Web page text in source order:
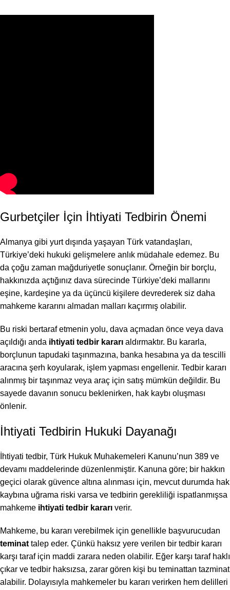
Gurbetçiler İçin İhtiyati Tedbirin Önemi
Almanya gibi yurt dışında yaşayan Türk vatandaşları,
Türkiye’deki hukuki gelişmelere anlık müdahale edemez. Bu
da çoğu zaman mağduriyetle sonuçlanır. Örneğin bir borçlu,
hakkınızda açtığınız dava sürecinde Türkiye’deki mallarını
eşine, kardeşine ya da üçüncü kişilere devrederek siz daha
mahkeme kararını almadan malları kaçırmış olabilir.
Bu riski bertaraf etmenin yolu, dava açmadan önce veya dava
açıldığı anda ihtiyati tedbir kararı aldırmaktır. Bu kararla,
borçlunun tapudaki taşınmazına, banka hesabına ya da tescilli
aracına şerh koyularak, işlem yapması engellenir. Tedbir kararı
alınmış bir taşınmaz veya araç için satış mümkün değildir. Bu
sayede davanın sonucu beklenirken, hak kaybı oluşması
önlenir.
İhtiyati Tedbirin Hukuki Dayanağı
İhtiyati tedbir, Türk Hukuk Muhakemeleri Kanunu’nun 389 ve
devamı maddelerinde düzenlenmiştir. Kanuna göre; bir hakkın
geçici olarak güvence altına alınması için, mevcut durumda hak
kaybına uğrama riski varsa ve tedbirin gerekliliği ispatlanmışsa
mahkeme ihtiyati tedbir kararı verir.
Mahkeme, bu kararı verebilmek için genellikle başvurucudan
teminat talep eder. Çünkü haksız yere verilen bir tedbir kararı
karşı taraf için maddi zarara neden olabilir. Eğer karşı taraf haklı
çıkar ve tedbir haksızsa, zarar gören kişi bu teminattan tazminat
alabilir. Dolayısıyla mahkemeler bu kararı verirken hem delilleri